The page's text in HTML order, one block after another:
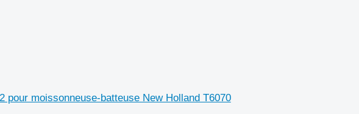
pour moissonneuse-batteuse New Holland T6070